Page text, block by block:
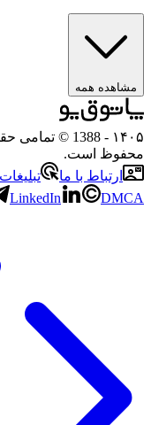
مشاهده همه
۱۴۰۵
- 1388 ©
محفوظ است.
ارتباط با ما
تبلیغات
LinkedIn DMCA